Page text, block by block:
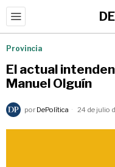
Provincia
El actual
Manuel Olguín
por DePolítica 24 de julio